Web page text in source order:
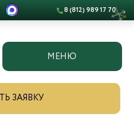
8 (812) 989 17 70
МЕНЮ
ЗАЯВКУ